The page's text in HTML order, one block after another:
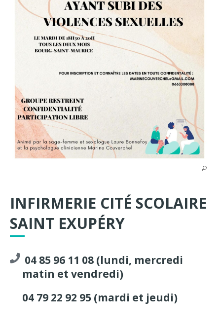
INFIRMERIE CITÉ SCOLAIRE
SAINT EXUPÉRY
04 85 96 11 08 (lundi, mercredi
matin et vendredi)
04 79 22 92 95 (mardi et jeudi)